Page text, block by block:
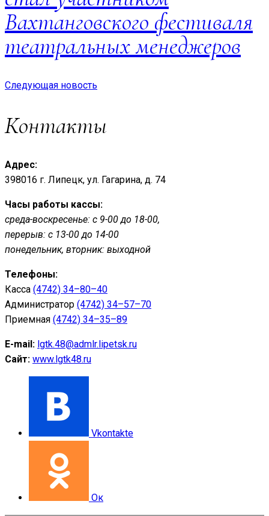
Вахтанговского фестиваля
театральных менеджеров
Следующая новость
Контакты
Адрес:
398016 г. Липецк, ул. Гагарина, д. 74
Часы работы кассы:
среда-воскресенье: с 9-00 до 18-00,
перерыв: с 13-00 до 14-00
понедельник, вторник: выходной
Телефоны:
Касса (4742) 34–80–40
Администратор (4742) 34–57–70
Приемная (4742) 34–35–89
E-mail: lgtk.48@admlr.lipetsk.ru
Сайт: www.lgtk48.ru
Vkontakte
Ок